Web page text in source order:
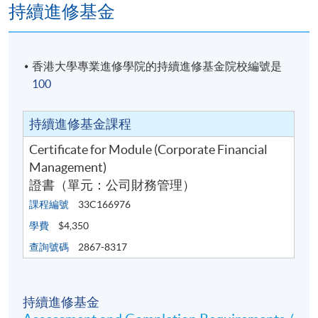
證書(單元 : 公司財務管理)
開課日期
18 Sep 2026
時間
地點
TBC
現時接受報名
日期 / 時間
修業期
地點
持續進修基金
香港大學專業進修學院的持續進修基金院校編號是
100
持續進修基金課程
Certificate for Module (Corporate Financial
Management)
證書（單元：公司財務管理）
課程編號
33C166976
學費
$4,350
查詢號碼
2867-8317
持續進修基金